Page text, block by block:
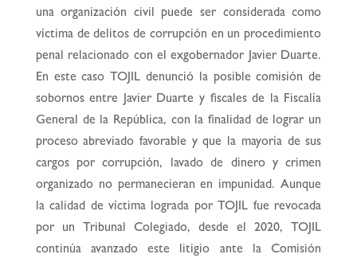
una organización civil puede ser considerada como
víctima de delitos de corrupción en un procedimiento
penal relacionado con el exgobernador Javier Duarte.
En este caso TOJIL denunció la posible comisión de
sobornos entre Javier Duarte y fiscales de la Fiscalía
General de la República, con la finalidad de lograr un
proceso abreviado favorable y que la mayoría de sus
cargos por corrupción, lavado de dinero y crimen
organizado no permanecieran en impunidad. Aunque
la calidad de víctima lograda por TOJIL fue revocada
por un Tribunal Colegiado, desde el 2020, TOJIL
continúa avanzado este litigio ante la Comisión